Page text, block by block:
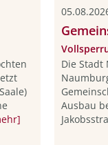
Die Stadt
Ausbau